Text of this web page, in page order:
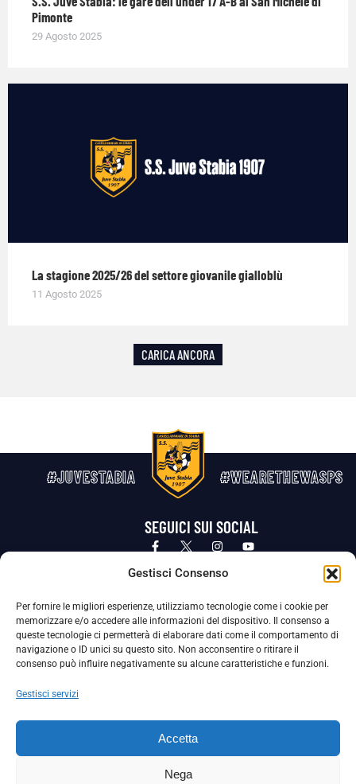
Gestisci Consenso
Per fornire le migliori esperienze, utilizziamo tecnologie come i cookie per
memorizzare e/o accedere alle informazioni del dispositivo. Il consenso a
queste tecnologie ci permetterà di elaborare dati come il comportamento di
navigazione o ID unici su questo sito. Non acconsentire o ritirare il
consenso può influire negativamente su alcune caratteristiche e funzioni.
Gestisci servizi
Accetta
Nega
Pimonte
29 Agosto 2025
La stagione 2025/26 del settore giovanile gialloblù
11 Agosto 2025
CARICA ANCORA
#JUVESTABIA #WEARETHEWASPS
SEGUICI SUI SOCIAL
Privacy Policy Cookie Policy
La Società ha nominato il Responsabile della Protezione dei Dati Personali (DPO), figura specializzata che vigila sulle modalità
adottate dalla nostra Società per tutelare i Suoi dati personali.
Per contattare il DPO può scrivere a
La Società ha inoltre adottato un proprio Codice Etico, consultabile al seguente link: